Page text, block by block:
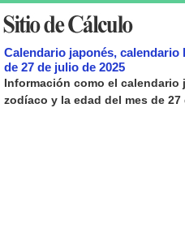
Calendario japonés, calendario
de 27 de julio de 2025
Información como el calendario
zodíaco y la edad del mes de 27